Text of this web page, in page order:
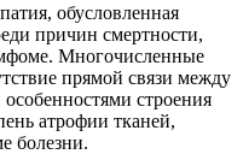
обусловленная
причин смертности,
Многочисленные
прямой связи между
строения
атрофии тканей,
болезни.